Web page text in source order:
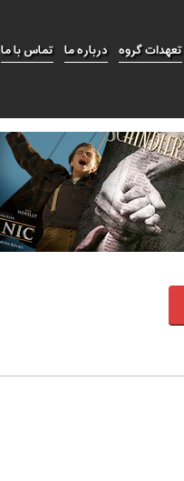
تماس با ما درباره ما تعهدات گروه